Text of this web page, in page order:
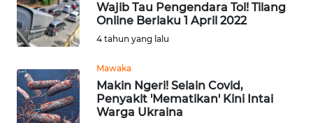
Wajib Tau Pengendara Tol! Tilang
Online Berlaku 1 April 2022
4 tahun yang lalu
Mawaka
Makin Ngeri! Selain Covid,
Penyakit 'Mematikan' Kini Intai
Warga Ukraina
WN
SULBAR
BABEL
WN